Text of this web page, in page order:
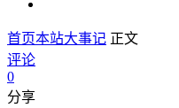
首页本站大事记 正文
评论
0
分享